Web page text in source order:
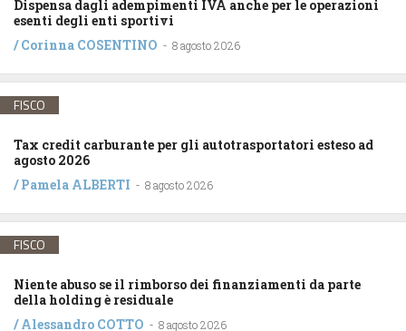
Dispensa dagli adempimenti IVA anche per le operazioni
esenti degli enti sportivi
/Corinna COSENTINO - 8 agosto 2026
FISCO
Tax credit carburante per gli autotrasportatori esteso ad
agosto 2026
/Pamela ALBERTI - 8 agosto 2026
FISCO
Niente abuso se il rimborso dei finanziamenti da parte
della holding è residuale
/Alessandro COTTO - 8 agosto 2026